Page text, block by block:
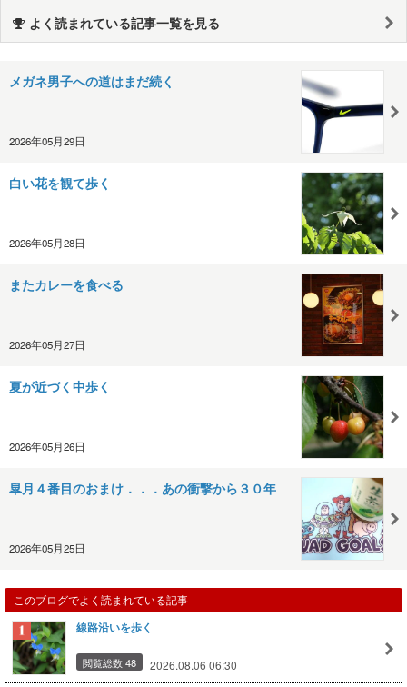
よく読まれている記事一覧を見る
メガネ男子への道はまだ続く
2026年05月29日
白い花を観て歩く
2026年05月28日
またカレーを食べる
2026年05月27日
夏が近づく中歩く
2026年05月26日
皐月４番目のおまけ．．．あの衝撃から３０年
2026年05月25日
このブログでよく読まれている記事
線路沿いを歩く
閲覧総数 48 2026.08.06 06:30